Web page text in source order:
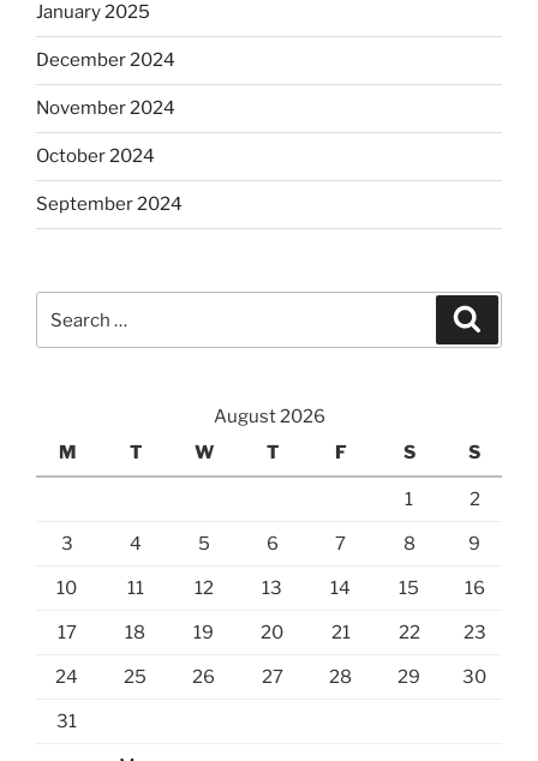
January 2025
December 2024
November 2024
October 2024
September 2024
for:
August 2026
M
T W T F S S
1 2
3 4 5 6 7 8 9
10 11 12 13 14 15 16
17 18 19 20 21 22 23
24 25 26 27 28 29 30
31